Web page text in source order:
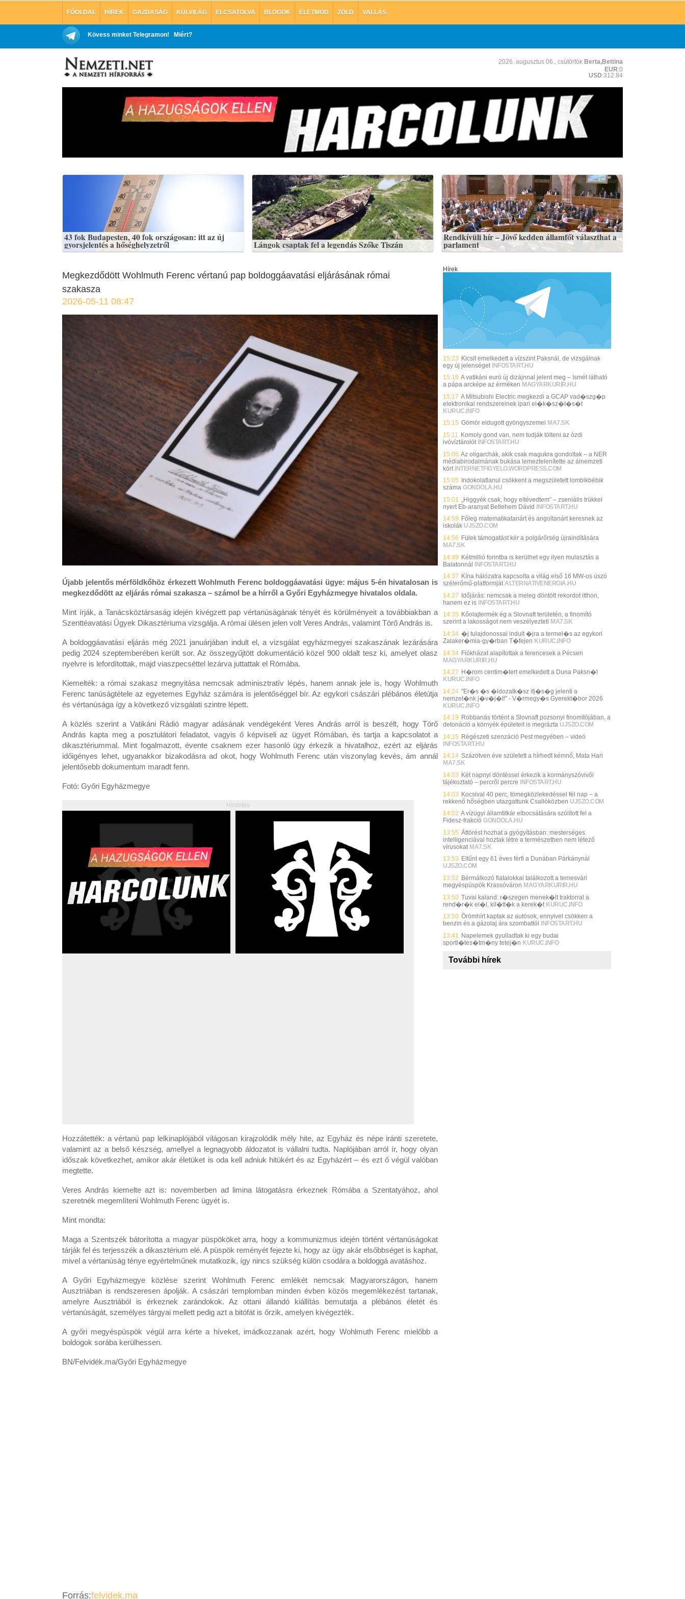
FŐOLDAL HÍREK GAZDASÁG KÜLVILÁG ELCSATOLVA BLOGOK ÉLETMÓD ZÖLD VALLÁS
Kövess minket Telegramon! Miért?
2026. augusztus 06., csütörtök Berta,Bettina
EUR:0
USD:312.84
43 fok Budapesten, 40 fok országosan: itt az új
gyorsjelentés a hőséghelyzetről Lángok csaptak fel a legendás Szőke Tiszán
Rendkívüli hír – Jövő kedden államfőt választhat a
parlament
Megkezdődött Wohlmuth Ferenc vértanú pap boldoggáavatási eljárásának római
szakasza
2026-05-11 08:47
Újabb jelentős mérföldkőhöz érkezett Wohlmuth Ferenc boldoggáavatási ügye: május 5-én hivatalosan is
megkezdődött az eljárás római szakasza – számol be a hírről a Győri Egyházmegye hivatalos oldala.
Mint írják, a Tanácsköztársaság idején kivégzett pap vértanúságának tényét és körülményeit a továbbiakban a
Szenttéavatási Ügyek Dikasztériuma vizsgálja. A római ülésen jelen volt Veres András, valamint Törő András is.
A boldoggáavatási eljárás még 2021 januárjában indult el, a vizsgálat egyházmegyei szakaszának lezárására
pedig 2024 szeptemberében került sor. Az összegyűjtött dokumentáció közel 900 oldalt tesz ki, amelyet olasz
nyelvre is lefordítottak, majd viaszpecséttel lezárva juttattak el Rómába.
Kiemelték: a római szakasz megnyitása nemcsak adminisztratív lépés, hanem annak jele is, hogy Wohlmuth
Ferenc tanúságtétele az egyetemes Egyház számára is jelentőséggel bír. Az egykori császári plébános életútja
és vértanúsága így a következő vizsgálati szintre lépett.
A közlés szerint a Vatikáni Rádió magyar adásának vendégeként Veres András arról is beszélt, hogy Törő
András kapta meg a posztulátori feladatot, vagyis ő képviseli az ügyet Rómában, és tartja a kapcsolatot a
dikasztériummal. Mint fogalmazott, évente csaknem ezer hasonló ügy érkezik a hivatalhoz, ezért az eljárás
időigényes lehet, ugyanakkor bizakodásra ad okot, hogy Wohlmuth Ferenc után viszonylag kevés, ám annál
jelentősebb dokumentum maradt fenn.
Fotó: Győri Egyházmegye
Hírdetés
Hozzátették: a vértanú pap lelkinaplójából világosan kirajzolódik mély hite, az Egyház és népe iránti szeretete,
valamint az a belső készség, amellyel a legnagyobb áldozatot is vállalni tudta. Naplójában arról ír, hogy olyan
időszak következhet, amikor akár életüket is oda kell adniuk hitükért és az Egyházért – és ezt ő végül valóban
megtette.
Veres András kiemelte azt is: novemberben ad limina látogatásra érkeznek Rómába a Szentatyához, ahol
szeretnék megemlíteni Wohlmuth Ferenc ügyét is.
Mint mondta:
Maga a Szentszék bátorította a magyar püspököket arra, hogy a kommunizmus idején történt vértanúságokat
tárják fel és terjesszék a dikasztérium elé. A püspök reményét fejezte ki, hogy az ügy akár elsőbbséget is kaphat,
mivel a vértanúság ténye egyértelműnek mutatkozik, így nincs szükség külön csodára a boldoggá avatáshoz.
A Győri Egyházmegye közlése szerint Wohlmuth Ferenc emlékét nemcsak Magyarországon, hanem
Ausztriában is rendszeresen ápolják. A császári templomban minden évben közös megemlékezést tartanak,
amelyre Ausztriából is érkeznek zarándokok. Az ottani állandó kiállítás bemutatja a plébános életét és
vértanúságát, személyes tárgyai mellett pedig azt a bitófát is őrzik, amelyen kivégezték.
A győri megyéspüspök végül arra kérte a híveket, imádkozzanak azért, hogy Wohlmuth Ferenc mielőbb a
boldogok sorába kerülhessen.
BN/Felvidék.ma/Győri Egyházmegye
Forrás:felvidek.ma
Hírek
15:23 Kicsit emelkedett a vízszint Paksnál, de vizsgálnak
egy új jelenséget INFOSTART.HU
15:18 A vatikáni euró új dizájnnal jelent meg – Ismét látható
a pápa arcképe az érméken MAGYARKURIR.HU
15:17 A Mitsubishi Electric megkezdi a GCAP vad�szg�p
elektronikai rendszereinek ipari el�k�sz�t�s�t
KURUC.INFO
15:15 Gömör eldugott gyöngyszemei MA7.SK
15:11 Komoly gond van, nem tudják tölteni az ózdi
ivóvíztárolót INFOSTART.HU
15:06 Az oligarchák, akik csak magukra gondoltak – a NER
médiabirodalmának bukása lemeztelenítette az álnemzeti
kört INTERNETFIGYELO.WORDPRESS.COM
15:05
Indokolatlanul csökkent a megszületett lombikbébik
száma GONDOLA.HU
15:01
„Higgyék csak, hogy eltévedtem” – zseniális trükkel
nyert Eb-aranyat Betlehem Dávid INFOSTART.HU
14:59 Főleg matematikatanárt és angoltanárt keresnek az
iskolák UJSZO.COM
14:56 Fülek támogatást kér a polgárőrség újraindítására
MA7.SK
14:49 Kétmillió forintba is kerülhet egy ilyen mulasztás a
Balatonnál INFOSTART.HU
14:37 Kína hálózatra kapcsolta a világ első 16 MW-os úszó
szélerőmű-platformját ALTERNATIVENERGIA.HU
14:37 Időjárás: nemcsak a meleg döntött rekordot itthon,
hanem ez is INFOSTART.HU
14:35 Kőolajtermék ég a Slovnaft területén, a finomító
szerint a lakosságot nem veszélyezteti MA7.SK
14:34 �j tulajdonossal indult �jra a termel�s az egykori
Zalaker�mia-gy�rban T�fejen KURUC.INFO
14:34 Fiókházat alapítottak a ferencesek a Pécsen
MAGYARKURIR.HU
14:27 H�rom centim�tert emelkedett a Duna Paksn�l
KURUC.INFO
14:24 "Er�s �s �ldozatk�sz ifj�s�g jelenti a
nemzet�nk j�v�j�t!" - V�rmegy�s Gyerekt�bor 2026
KURUC.INFO
14:19 Robbanás történt a Slovnaft pozsonyi finomítójában, a
detonáció a környék épületeit is megrázta UJSZO.COM
14:15 Régészeti szenzáció Pest megyében – videó
INFOSTART.HU
14:14 Százötven éve született a hírhedt kémnő, Mata Hari
MA7.SK
14:03 Két napnyi döntéssel érkezik a kormányszóvivői
tájékoztató – percről percre
INFOSTART.HU
14:03 Kocsival 40 perc, tömegközlekedéssel fél nap – a
rekkenő hőségben utazgattunk Csallóközben UJSZO.COM
14:02 A vízügyi államtitkár elbocsátására szólított fel a
Fidesz-frakció GONDOLA.HU
13:55 Áttörést hozhat a gyógyításban: mesterséges
intelligenciával hoztak létre a természetben nem létező
vírusokat MA7.SK
13:53 Eltűnt egy 61 éves férfi a Dunában Párkánynál
UJSZO.COM
13:52 Bérmálkozó fiatalokkal találkozott a temesvári
megyéspüspök Krassóváron MAGYARKURIR.HU
13:50 Tuvai kaland: r�szegen menek�lt traktorral a
rend�r�k el�l, kil�tt�k a kerek�t KURUC.INFO
13:50 Örömhírt kaptak az autósok, ennyivel csökken a
benzin és a gázolaj ára szombattól
INFOSTART.HU
13:41 Napelemek gyulladtak ki egy budai
sportl�tes�tm�ny tetej�n KURUC.INFO
További hírek